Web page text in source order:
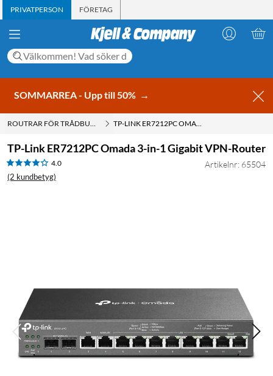
PRIVATPERSON FÖRETAG
SOMMARREA - Upp till 50% →
ROUTRAR FÖR TRÅDBURET TP-LINK ER7212PC OMADA 3-IN-1 GIGABIT VPN-ROUTER
TP-Link ER7212PC Omada 3-in-1 Gigabit VPN-Router
4.0
(2 kundbetyg)
Artikelnr: 65504